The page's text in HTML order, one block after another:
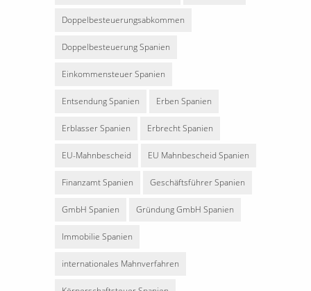
Doppelbesteuerungsabkommen
Doppelbesteuerung Spanien
Einkommensteuer Spanien
Entsendung Spanien Erben Spanien
Erblasser Spanien Erbrecht Spanien
EU-Mahnbescheid EU Mahnbescheid Spanien
Finanzamt Spanien Geschäftsführer Spanien
GmbH Spanien Gründung GmbH Spanien
Immobilie Spanien
internationales Mahnverfahren